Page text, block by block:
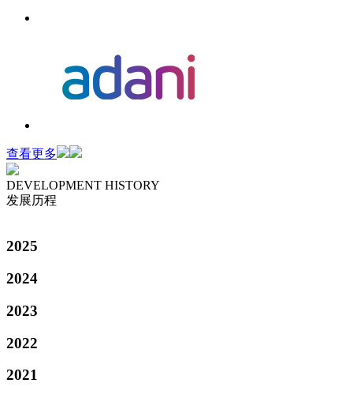
查看更多
DEVELOPMENT HISTORY
发展历程
2025
2024
2023
2022
2021